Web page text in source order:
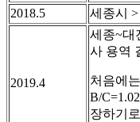
2018.5
세종시
2019.4
세종~대
사 용역
처음에
B/
장하기